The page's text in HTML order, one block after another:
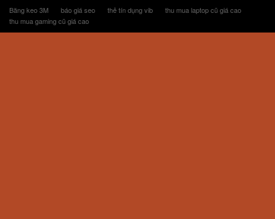
Băng keo 3M báo giá seo thẻ tín dụng vib
thu mua laptop cũ giá cao
thu mua gaming cũ giá cao